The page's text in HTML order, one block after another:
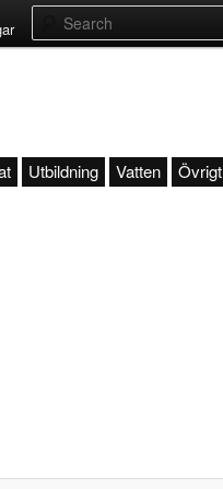
Search
Utbildning Vatten Övrigt